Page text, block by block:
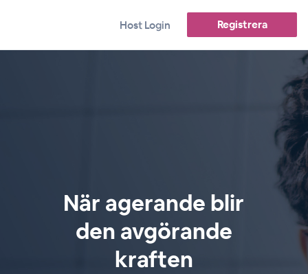
Host Login Registrera
När agerande blir
den avgörande
kraften